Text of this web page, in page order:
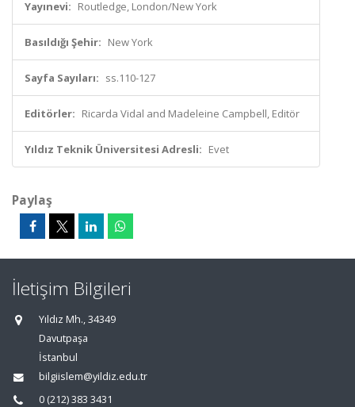
Yayınevi: Routledge, London/New York
Basıldığı Şehir: New York
Sayfa Sayıları: ss.110-127
Editörler: Ricarda Vidal and Madeleine Campbell, Editör
Yıldız Teknik Üniversitesi Adresli: Evet
Paylaş
İletişim Bilgileri
Yıldız Mh., 34349
Davutpaşa
İstanbul
bilgiislem@yildiz.edu.tr
0 (212) 383 3431